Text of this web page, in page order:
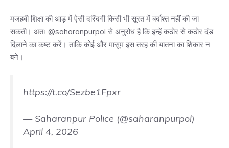
मजहबी शिक्षा की आड़ में ऐसी दरिंदगी किसी भी सूरत में बर्दाश्त नहीं की जा
सकती। अतः @saharanpurpol से अनुरोध है कि इन्हें कठोर से कठोर दंड
दिलाने का कष्ट करें। ताकि कोई और मासूम इस तरह की यातना का शिकार न
बने।
https://t.co/Sezbe1Fpxr
— Saharanpur Police (@saharanpurpol)
April 4, 2026